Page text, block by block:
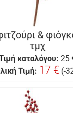
&
τμχ
καταλόγου: 25
Τιμή: 17 € (-